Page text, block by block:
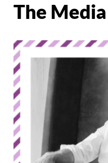
The